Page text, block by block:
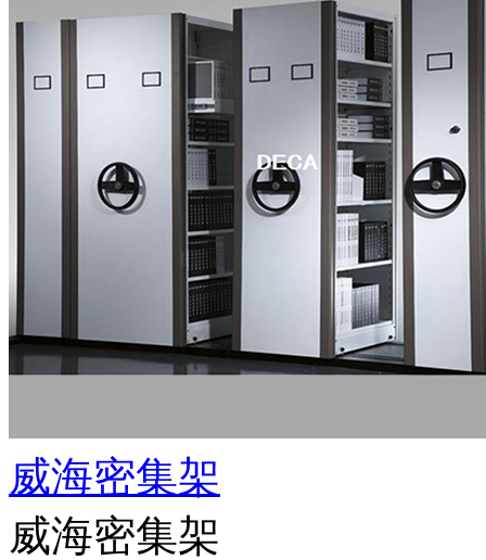
威海密集架
威海密集架